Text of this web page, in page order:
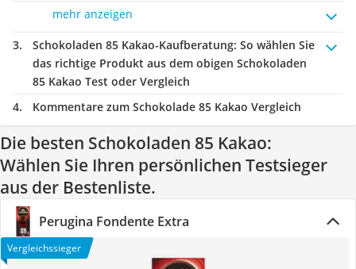
mehr anzeigen
Schokoladen 85 Kakao-Kaufberatung: So wählen Sie
das richtige Produkt aus dem obigen Schokoladen
85 Kakao Test oder Vergleich
Kommentare zum Schokolade 85 Kakao Vergleich
Die besten Schokoladen 85 Kakao:
Wählen Sie Ihren persönlichen Testsieger
aus der Bestenliste.
Perugina Fondente Extra
Vergleichssieger